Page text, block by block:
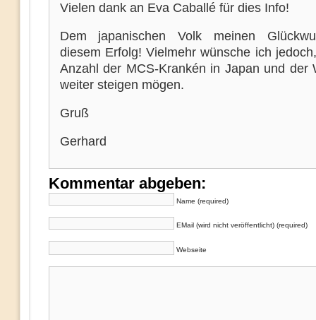
Vielen dank an Eva Caballé für dies Info!
Dem japanischen Volk meinen
diesem Erfolg! Vielmehr wünsche ich
Anzahl der MCS-Krankén in Japan und der
weiter steigen mögen.
Gruß
Gerhard
Kommentar abgeben:
Name (required)
EMail (wird nicht veröffentlicht) (required)
Webseite